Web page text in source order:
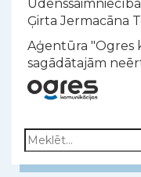
Ģirta Jermacāna
Aģentūra "Ogres
sagādātajām
Meklēt